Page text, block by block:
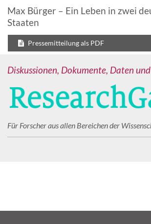
Max Bürger – Ein Leben in zwei
Staaten
Pressemitteilung als PDF
Diskussionen, Dokumente, Daten
Für Forscher aus allen Bereichen der